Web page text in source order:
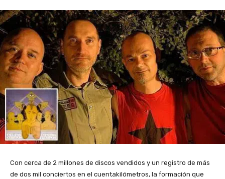
Con cerca de 2 millones de discos vendidos y un registro de más
de dos mil conciertos en el cuentakilómetros, la formación que